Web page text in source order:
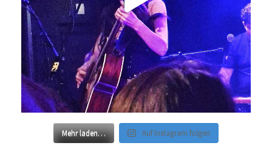
Mehr laden… Auf Instagram folgen